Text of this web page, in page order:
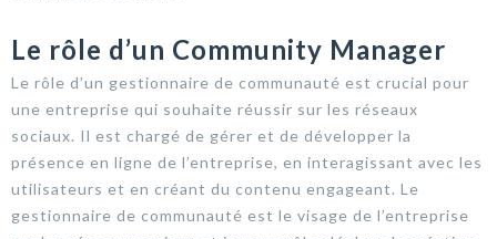
Le rôle d’un Community Manager
Le rôle d’un gestionnaire de communauté est crucial pour
une entreprise qui souhaite réussir sur les réseaux
sociaux. Il est chargé de gérer et de développer la
présence en ligne de l’entreprise, en interagissant avec les
utilisateurs et en créant du contenu engageant. Le
gestionnaire de communauté est le visage de l’entreprise